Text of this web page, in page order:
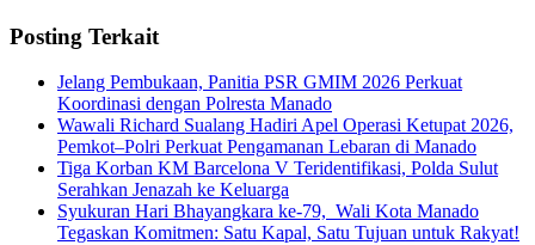
Posting Terkait
Jelang Pembukaan, Panitia PSR GMIM 2026 Perkuat
Koordinasi dengan Polresta Manado
Wawali Richard Sualang Hadiri Apel Operasi Ketupat 2026,
Pemkot–Polri Perkuat Pengamanan Lebaran di Manado
Tiga Korban KM Barcelona V Teridentifikasi, Polda Sulut
Serahkan Jenazah ke Keluarga
Syukuran Hari Bhayangkara ke-79, Wali Kota Manado
Tegaskan Komitmen: Satu Kapal, Satu Tujuan untuk Rakyat!